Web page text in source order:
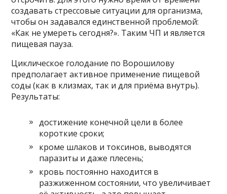
создавать стрессовые ситуации для организма,
чтобы он задавался единственной проблемой:
«Как не умереть сегодня?». Таким ЧП и является
пищевая пауза.
Циклическое голодание по Ворошилову
предполагает активное применение пищевой
соды (как в клизмах, так и для приёма внутрь).
Результаты:
достижение конечной цели в более
короткие сроки;
кроме шлаков и токсинов, выводятся
паразиты и даже плесень;
кровь постоянно находится в
разжиженном состоянии, что увеличивает